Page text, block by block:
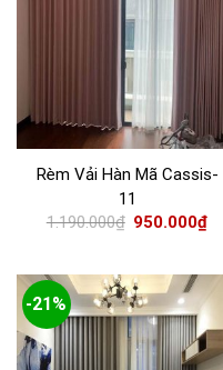
KIỂU
Rèm Vải Hàn Mã Cassis-
11
1.190.000₫ 950.000₫
-21%